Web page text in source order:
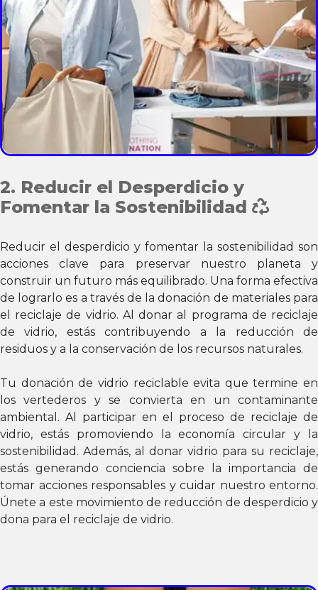
2. Reducir el Desperdicio y
Fomentar la Sostenibilidad
Reducir el desperdicio y fomentar la sostenibilidad son
acciones clave para preservar nuestro planeta y
construir un futuro más equilibrado. Una forma efectiva
de lograrlo es a través de la donación de materiales para
el reciclaje de vidrio. Al donar al programa de reciclaje
de vidrio, estás contribuyendo a la reducción de
residuos y a la conservación de los recursos naturales.
Tu donación de vidrio reciclable evita que termine en
los vertederos y se convierta en un contaminante
ambiental. Al participar en el proceso de reciclaje de
vidrio, estás promoviendo la economía circular y la
sostenibilidad. Además, al donar vidrio para su reciclaje,
estás generando conciencia sobre la importancia de
tomar acciones responsables y cuidar nuestro entorno.
Únete a este movimiento de reducción de desperdicio y
dona para el reciclaje de vidrio.